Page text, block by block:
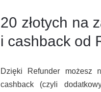
20 złotych na
i cashback od
Dzięki Refunder możesz
cashback (czyli